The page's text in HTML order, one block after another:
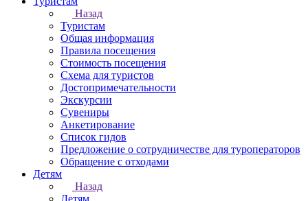
Назад
Туристам
Общая информация
Правила посещения
Стоимость посещения
Схема для туристов
Достопримечательности
Экскурсии
Сувениры
Анкетирование
Список гидов
Предложение о сотрудничестве для туроператоров
Обращение с отходами
Детям
Назад
Детям